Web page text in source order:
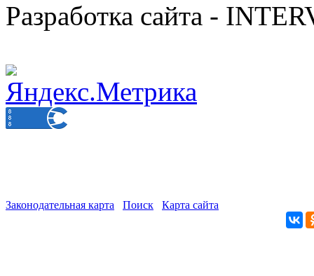
Разработка сайта -
Законодательная карта Поиск Карта сайта